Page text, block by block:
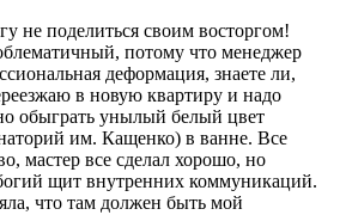
не поделиться своим восторгом!
потому что менеджер
деформация, знаете ли,
в новую квартиру и надо
обыграть унылый белый цвет
им. Кащенко) в ванне. Все
мастер все сделал хорошо, но
щит внутренних коммуникаций.
что там должен быть мой